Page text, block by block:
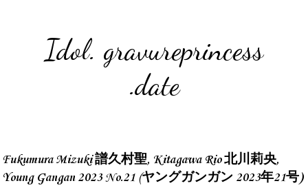
Idol. gravureprincess
.date
Fukumura Mizuki 譜久村聖, Kitagawa Rio 北川莉央,
Young Gangan 2023 No.21 (ヤングガンガン 2023年21号)